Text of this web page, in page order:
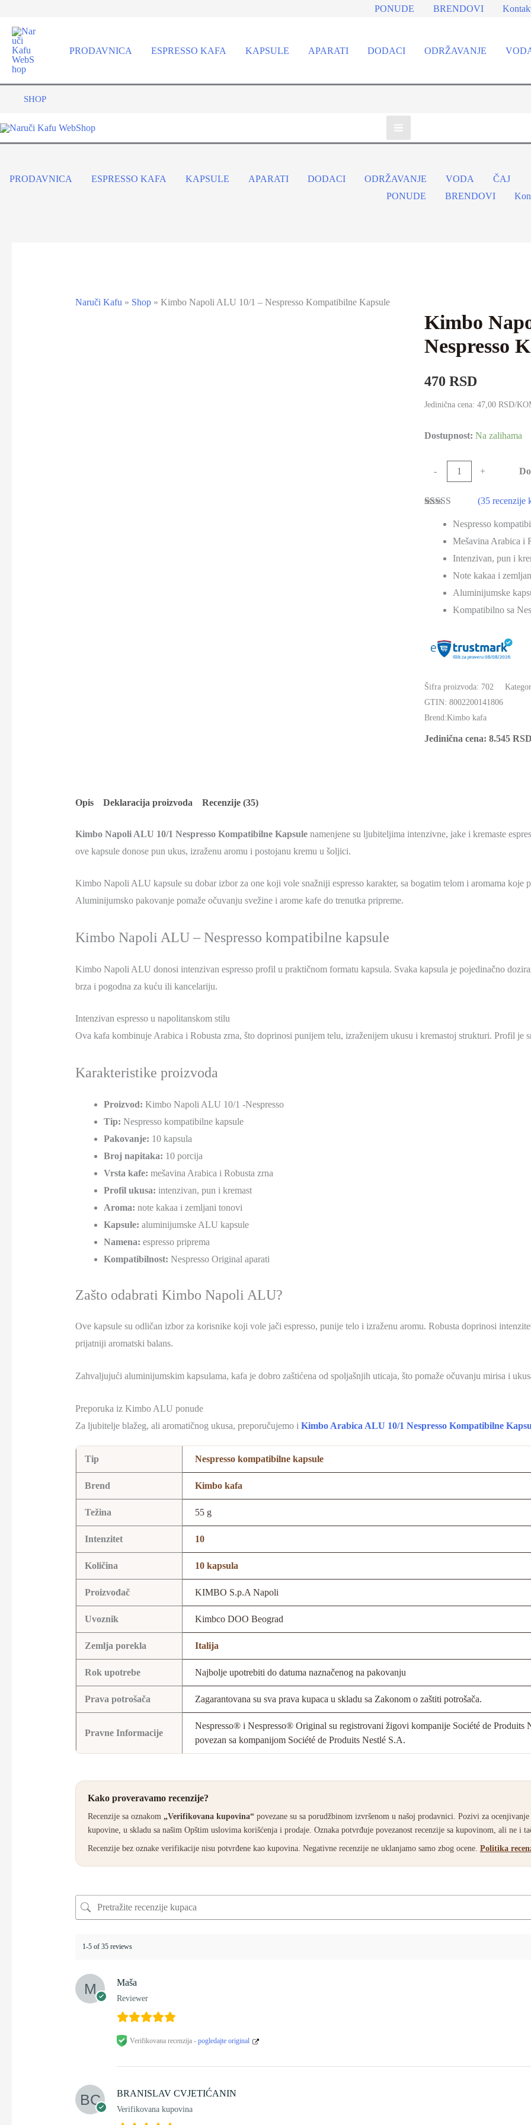
sadržaj
PONUDE BRENDOVI
PRODAVNICA ESPRESSO KAFA KAPSULE APARATI DODACI ODRŽAVANJE
SHOP
PRODAVNICA ESPRESSO KAFA KAPSULE APARATI DODACI ODRŽAVANJE VODA
ČAJ
PONUDE
BRENDOVI
Naruči Kafu » Shop» Kimbo Napoli ALU 10/1 – Nespresso Kompatibilne Kapsule
Kimbo
Nespresso
470 RSD
Jedinična cena: 47,00 RSD/
Dostupnost: Na zalihama
-
ALU
Nespresso
Kompatibilne
količina
+
od 5 na
ocena
(35 recenzije
Nespresso
Mešavina Arabica i
Intenzivan, pun i
Note kakaa i
Aluminijumske
Kompatibilno sa
Šifra proizvoda: 702
GTIN: 8002200141806
Brend:Kimbo kafa
Jedinična cena: 8.545 RSD
Opis Deklaracija proizvoda Recenzije (35)
Kimbo Napoli ALU 10/1 Nespresso Kompatibilne Kapsulenamenjene su ljubiteljima intenzivne, jake i kremaste
ove kapsule donose pun ukus, izraženu aromu i postojanu kremu u šoljici.
Kimbo Napoli ALU kapsule su dobar izbor za one koji vole snažniji espresso karakter, sa bogatim telom i aromama koje
Aluminijumsko pakovanje pomaže očuvanju svežine i arome kafe do trenutka pripreme.
Kimbo Napoli ALU – Nespresso kompatibilne kapsule
Kimbo Napoli ALU donosi intenzivan espresso profil u praktičnom formatu kapsula. Svaka kapsula je pojedinačno
brza i pogodna za kuću ili kancelariju.
Intenzivan espresso u napolitanskom stilu
Ova kafa kombinuje Arabica i Robusta zrna, što doprinosi punijem telu, izraženijem ukusu i kremastoj strukturi. Profil je
Karakteristike proizvoda
Proizvod: Kimbo Napoli ALU 10/1 -Nespresso
Tip: Nespresso kompatibilne kapsule
Pakovanje: 10 kapsula
Broj napitaka: 10 porcija
Vrsta kafe: mešavina Arabica i Robusta zrna
Profil ukusa: intenzivan, pun i kremast
Aroma: note kakaa i zemljani tonovi
Kapsule: aluminijumske ALU kapsule
Namena: espresso priprema
Kompatibilnost: Nespresso Original aparati
Zašto odabrati Kimbo Napoli ALU?
Ove kapsule su odličan izbor za korisnike koji vole jači espresso, punije telo i izraženu aromu. Robusta doprinosi
prijatniji aromatski balans.
Zahvaljujući aluminijumskim kapsulama, kafa je dobro zaštićena od spoljašnjih uticaja, što pomaže očuvanju mirisa i
Preporuka iz Kimbo ALU ponude
Za ljubitelje blažeg, ali aromatičnog ukusa, preporučujemo i Kimbo Arabica ALU 10/1 Nespresso Kompatibilne
Tip Nespresso kompatibilne kapsule
Brend Kimbo kafa
Težina 55 g
Intenzitet 10
Količina 10 kapsula
Proizvođač KIMBO S.p.A Napoli
Uvoznik Kimbco DOO Beograd
Zemlja porekla Italija
Rok upotrebe Najbolje upotrebiti do datuma naznačenog na pakovanju
Prava potrošača Zagarantovana su sva prava kupaca u skladu sa Zakonom o zaštiti potrošača.
Pravne Informacije
Nespresso® i Nespresso® Original su registrovani žigovi kompanije Société de
povezan sa kompanijom Société de Produits Nestlé S.A.
Kako proveravamo recenzije?
Recenzije sa oznakom „Verifikovana kupovina“povezane su sa porudžbinom izvršenom u našoj prodavnici. Pozivi za ocenjivanje
kupovine, u skladu sa našim Opštim uslovima korišćenja i prodaje. Oznaka potvrđuje povezanost recenzije sa kupovinom, ali ne i
Recenzije bez oznake verifikacije nisu potvrđene kao kupovina. Negativne recenzije ne uklanjamo samo zbog ocene. Politika
1-5 of 35 reviews
Maša
Reviewer
Verifikovana recenzija - pogledajte original
BRANISLAV CVJETIĆANIN
Verifikovana kupovina